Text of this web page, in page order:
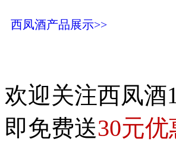
西凤酒产品展示>>
欢迎关注西凤酒
即免费送30元优